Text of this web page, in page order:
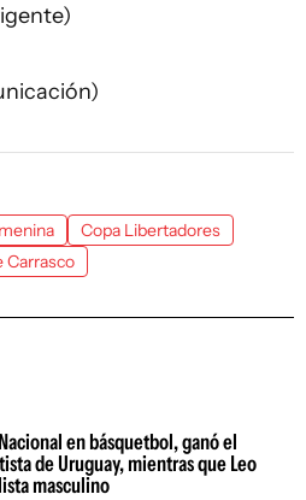
Copa Libertadores
Carrasco
en básquetbol, ganó el
de Uruguay, mientras que Leo
masculino